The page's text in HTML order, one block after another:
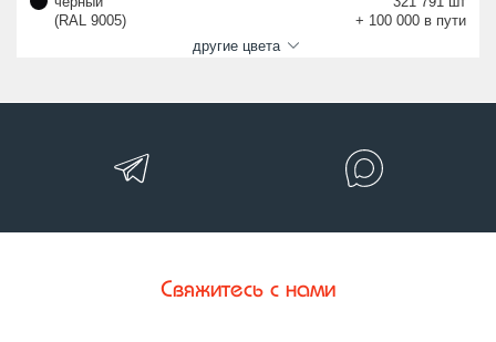
(RAL 9005)
+ 100 000 в пути
другие цвета
Свяжитесь с нами